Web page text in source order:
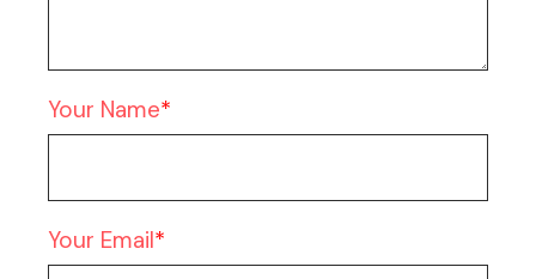
Your Name
Your Email